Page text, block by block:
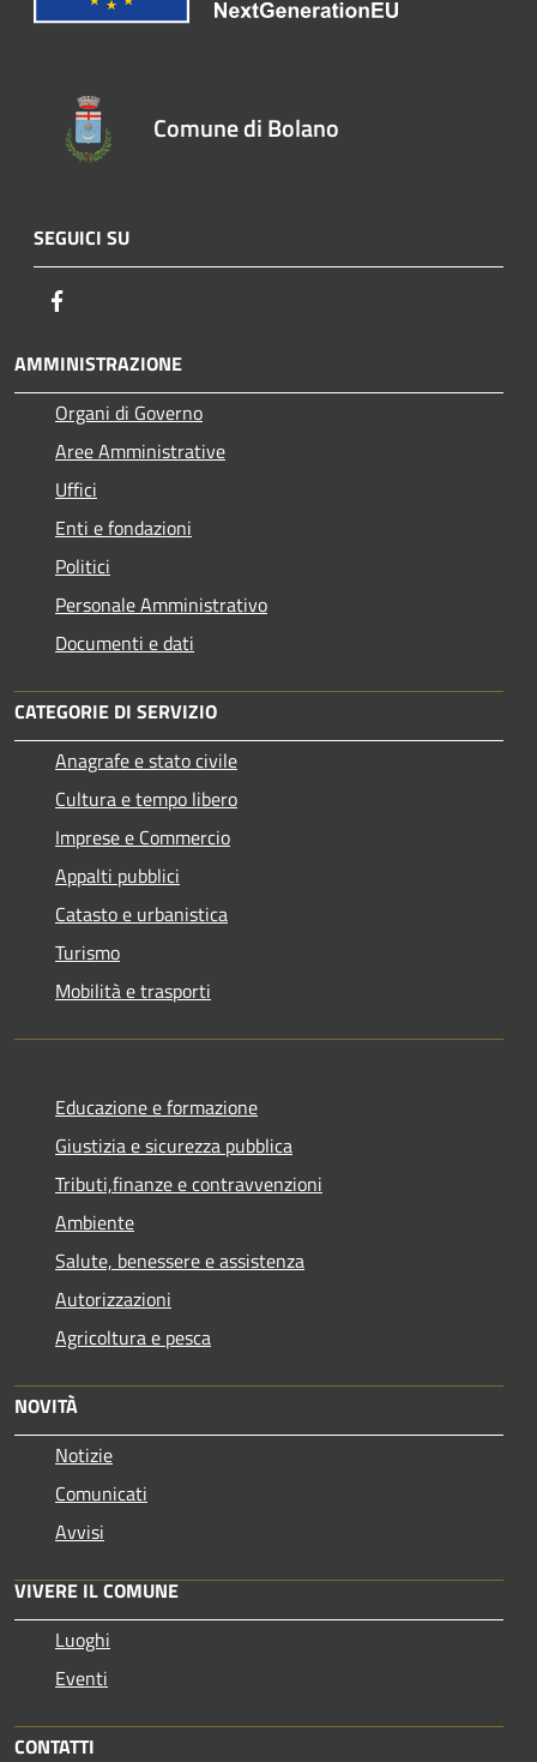
Comune di Bolano
SEGUICI SU
AMMINISTRAZIONE
Organi di Governo
Aree Amministrative
Uffici
Enti e fondazioni
Politici
Personale Amministrativo
Documenti e dati
CATEGORIE DI SERVIZIO
Anagrafe e stato civile
Cultura e tempo libero
Imprese e Commercio
Appalti pubblici
Catasto e urbanistica
Turismo
Mobilità e trasporti
Educazione e formazione
Giustizia e sicurezza pubblica
Tributi,finanze e contravvenzioni
Ambiente
Salute, benessere e assistenza
Autorizzazioni
Agricoltura e pesca
NOVITÀ
Notizie
Comunicati
Avvisi
VIVERE IL COMUNE
Luoghi
Eventi
CONTATTI